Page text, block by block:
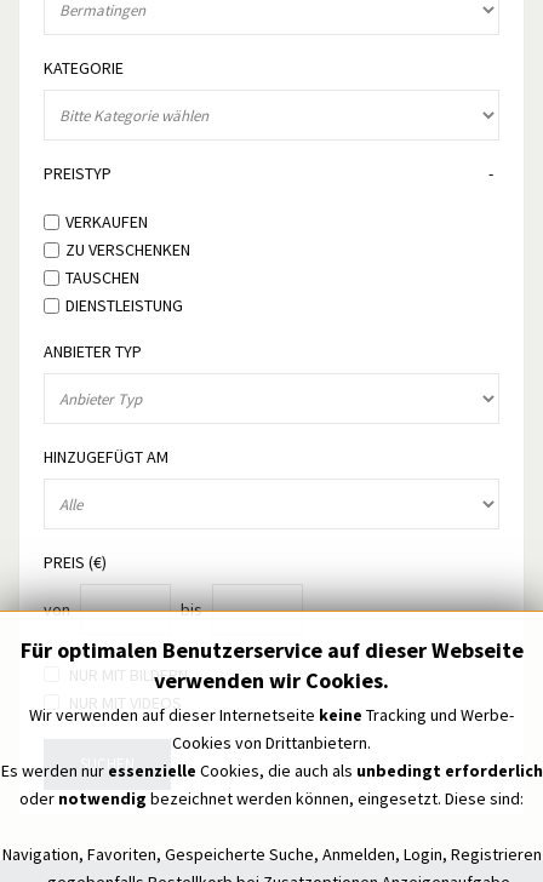
KATEGORIE
PREISTYP
VERKAUFEN
ZU VERSCHENKEN
TAUSCHEN
DIENSTLEISTUNG
ANBIETER TYP
HINZUGEFÜGT AM
PREIS (€)
von bis
NUR MIT BILDERN
NUR MIT VIDEOS
SUCHEN
Für optimalen Benutzerservice auf dieser Webseite
verwenden wir Cookies.
Wir verwenden auf dieser Internetseite keine Tracking und Werbe-
Cookies von Drittanbietern.
Es werden nur essenzielle Cookies, die auch als unbedingt erforderlich
oder notwendig bezeichnet werden können, eingesetzt. Diese sind:
Navigation, Favoriten, Gespeicherte Suche, Anmelden, Login, Registrieren